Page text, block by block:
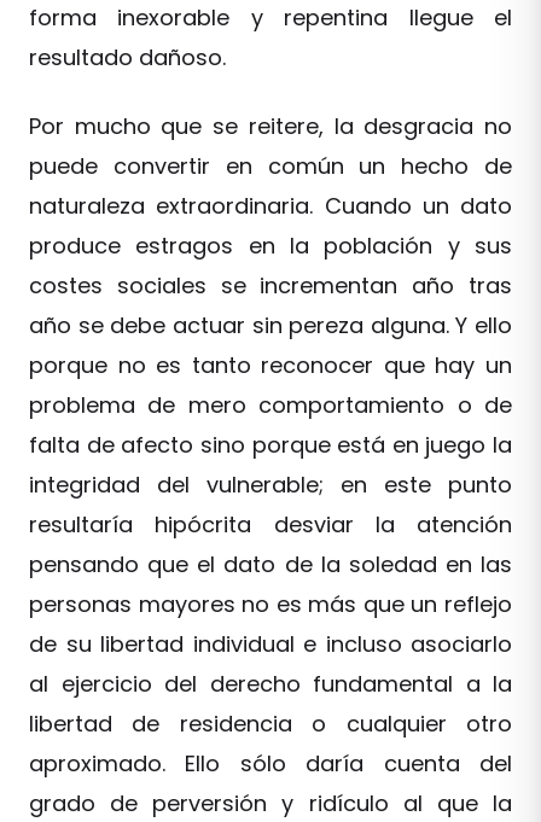
forma inexorable y repentina llegue el
resultado dañoso.
Por mucho que se reitere, la desgracia no
puede convertir en común un hecho de
naturaleza extraordinaria. Cuando un dato
produce estragos en la población y sus
costes sociales se incrementan año tras
año se debe actuar sin pereza alguna. Y ello
porque no es tanto reconocer que hay un
problema de mero comportamiento o de
falta de afecto sino porque está en juego la
integridad del vulnerable; en este punto
resultaría hipócrita desviar la atención
pensando que el dato de la soledad en las
personas mayores no es más que un reflejo
de su libertad individual e incluso asociarlo
al ejercicio del derecho fundamental a la
libertad de residencia o cualquier otro
aproximado. Ello sólo daría cuenta del
grado de perversión y ridículo al que la